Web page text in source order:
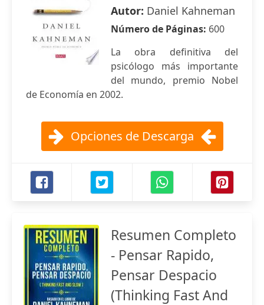
Autor: Daniel Kahneman
Número de Páginas: 600
La obra definitiva del
psicólogo más importante
del mundo, premio Nobel
de Economía en 2002.
Opciones de Descarga
Resumen Completo
- Pensar Rapido,
Pensar Despacio
(Thinking Fast And